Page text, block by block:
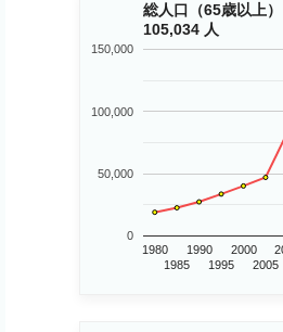
総人口（65歳以上）
105,034 人
1980
1985
1990
1995
2000
2005
0
50,000
100,000
150,000